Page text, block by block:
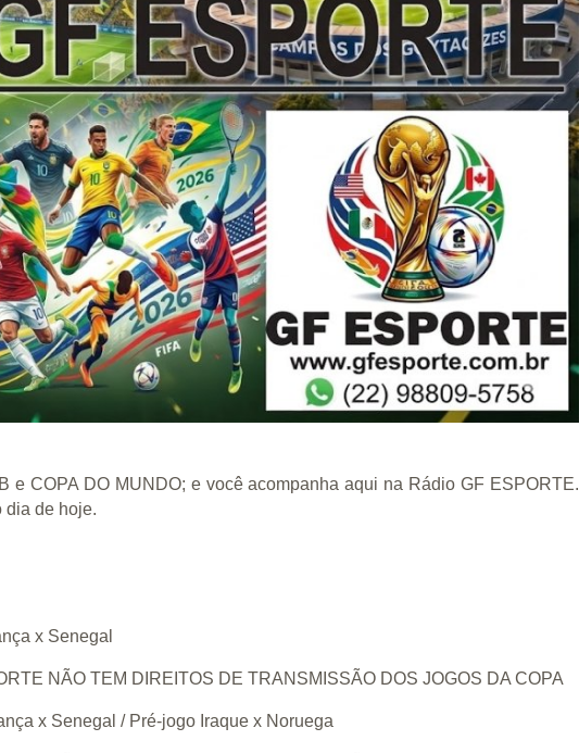
e COPA DO MUNDO; e você acompanha aqui na Rádio GF ESPORTE.
dia de hoje.
x Senegal
NÃO TEM DIREITOS DE TRANSMISSÃO DOS JOGOS DA COPA
x Senegal / Pré-jogo Iraque x Noruega